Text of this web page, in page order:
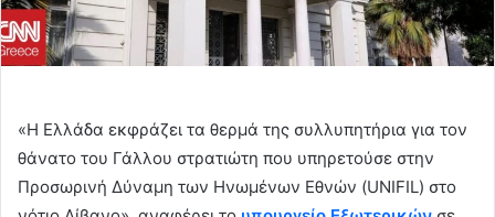
«Η Ελλάδα εκφράζει τα θερμά της συλλυπητήρια για τον
θάνατο του Γάλλου στρατιώτη που υπηρετούσε στην
Προσωρινή Δύναμη των Ηνωμένων Εθνών (UNIFIL) στο